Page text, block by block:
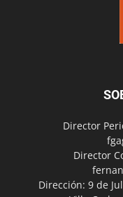
Director
Director
Dirección: 9 de